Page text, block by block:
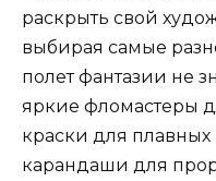
раскрыть свой
выбирая самые
полет фантазии не
яркие фломастеры
краски для
карандаши для